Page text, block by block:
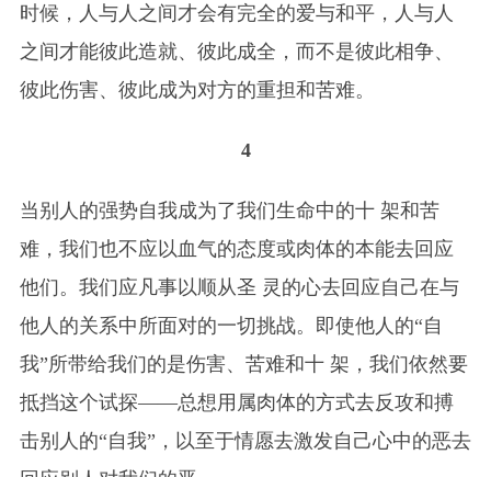
时候，人与人之间才会有完全的爱与和平，人与人
之间才能彼此造就、彼此成全，而不是彼此相争、
彼此伤害、彼此成为对方的重担和苦难。
4
当别人的强势自我成为了我们生命中的十 架和苦
难，我们也不应以血气的态度或肉体的本能去回应
他们。我们应凡事以顺从圣 灵的心去回应自己在与
他人的关系中所面对的一切挑战。即使他人的“自
我”所带给我们的是伤害、苦难和十 架，我们依然要
抵挡这个试探——总想用属肉体的方式去反攻和搏
击别人的“自我”，以至于情愿去激发自己心中的恶去